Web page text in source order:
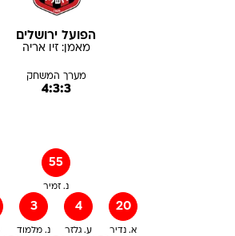
הפועל ירושלים
מאמן:זיו אריה
מערך המשחק
4:3:3
55
נ. זמיר
3
נ. מלמוד
4
ע. גלזר
20
א. נדיר